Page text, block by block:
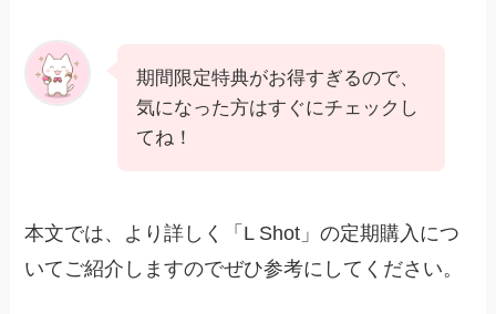
期間限定特典がお得すぎるので、
気になった方はすぐにチェックし
てね！
本文では、より詳しく「L Shot」の定期購入につ
いてご紹介しますのでぜひ参考にしてください。